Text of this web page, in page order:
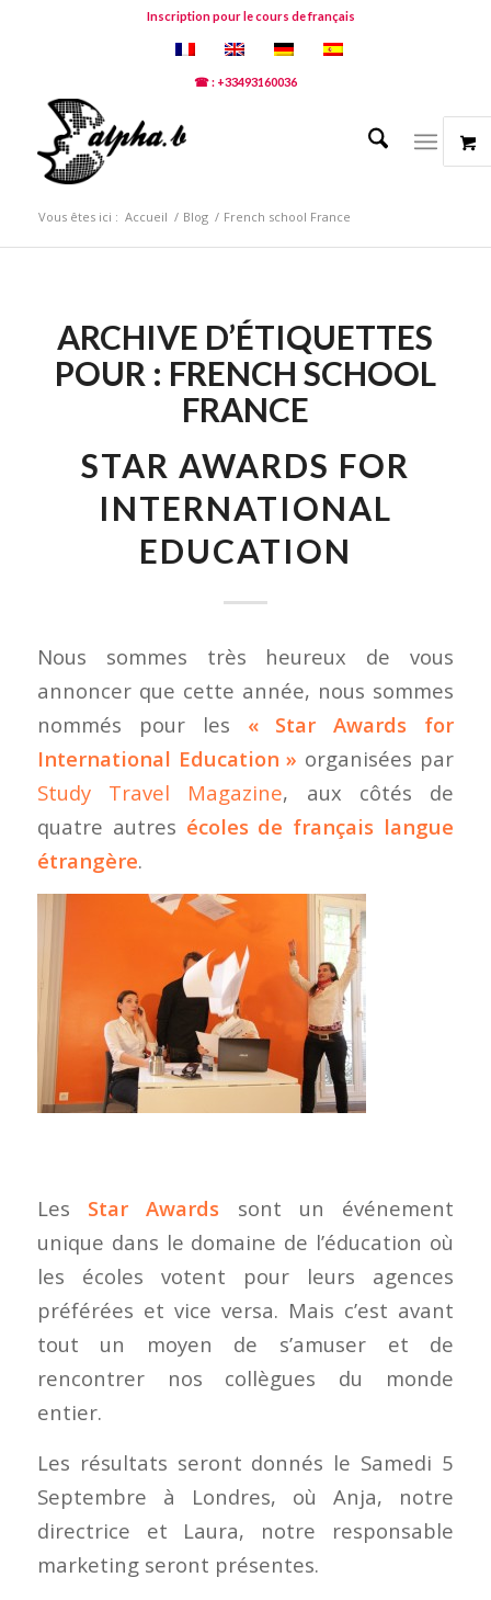
Inscription pour le cours de français
☎ : +33493160036
Vous êtes ici : Accueil / Blog / French school France
ARCHIVE D’ÉTIQUETTES
POUR : FRENCH SCHOOL
FRANCE
STAR AWARDS FOR
INTERNATIONAL
EDUCATION
Nous sommes très heureux de vous
annoncer que cette année, nous sommes
nommés pour les « Star Awards for
International Education » organisées par
Study Travel Magazine, aux côtés de
quatre autres écoles de français langue
étrangère.
Les Star Awards sont un événement
unique dans le domaine de l’éducation où
les écoles votent pour leurs agences
préférées et vice versa. Mais c’est avant
tout un moyen de s’amuser et de
rencontrer nos collègues du monde
entier.
Les résultats seront donnés le Samedi 5
Septembre à Londres, où Anja, notre
directrice et Laura, notre responsable
marketing seront présentes.